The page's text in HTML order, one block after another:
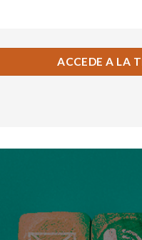
ACCEDE A LA